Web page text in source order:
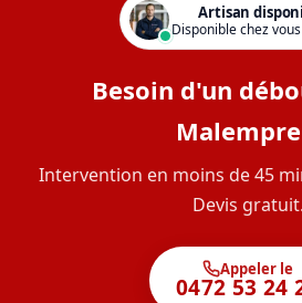
Artisan
Disponible chez
Besoin d'un
Intervention en moins de 45
Devis gratuit.
Appeler le
0472 53 24